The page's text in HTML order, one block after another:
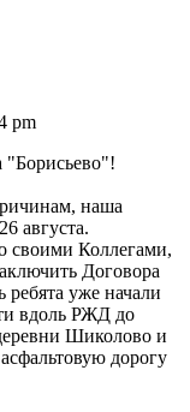
pm
"Борисьево"!
наша
августа.
своими Коллегами,
Договора
уже начали
вдоль РЖД до
Шиколово и
дорогу